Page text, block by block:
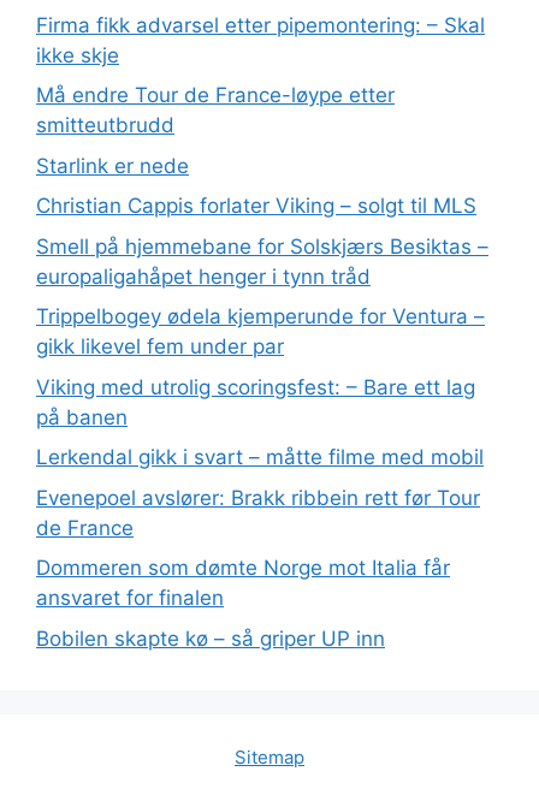
Firma fikk advarsel etter pipemontering: – Skal
ikke skje
Må endre Tour de France-løype etter
smitteutbrudd
Starlink er nede
Christian Cappis forlater Viking – solgt til MLS
Smell på hjemmebane for Solskjærs Besiktas –
europaligahåpet henger i tynn tråd
Trippelbogey ødela kjemperunde for Ventura –
gikk likevel fem under par
Viking med utrolig scoringsfest: – Bare ett lag
på banen
Lerkendal gikk i svart – måtte filme med mobil
Evenepoel avslører: Brakk ribbein rett før Tour
de France
Dommeren som dømte Norge mot Italia får
ansvaret for finalen
Bobilen skapte kø – så griper UP inn
Sitemap